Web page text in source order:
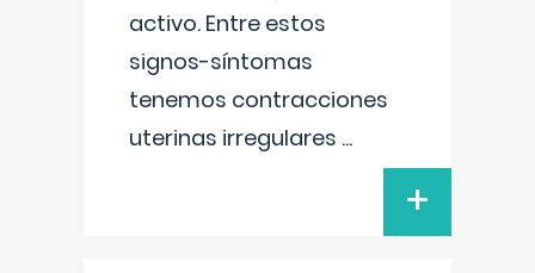
activo. Entre estos
signos-síntomas
tenemos contracciones
uterinas irregulares ...
+